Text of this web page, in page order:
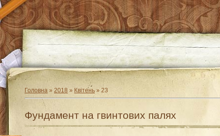
Головна » 2018 » Квітень » 23
Фундамент на гвинтових палях